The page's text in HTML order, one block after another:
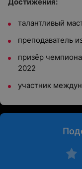
талантливый
преподаватель
призёр
2022
участник